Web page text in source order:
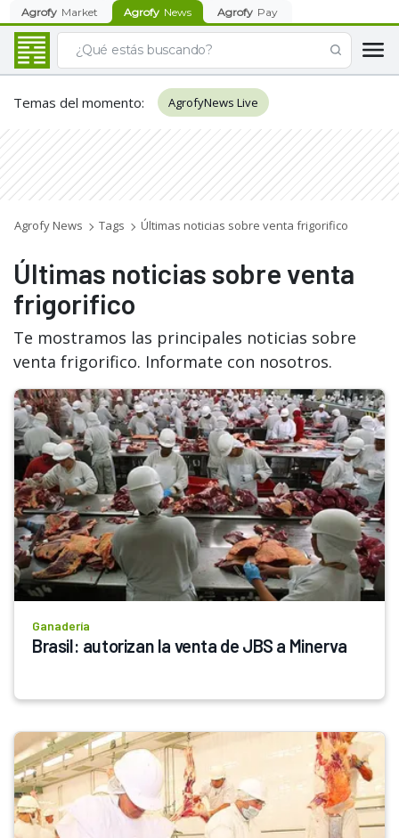
Agrofy Market Agrofy News Agrofy Pay
Temas del momento: AgrofyNews Live
Agrofy News Tags Últimas noticias sobre venta frigorifico
Últimas noticias sobre venta
frigorifico
Te mostramos las principales noticias sobre
venta frigorifico. Informate con nosotros.
Ganadería
Brasil: autorizan la venta de JBS a Minerva